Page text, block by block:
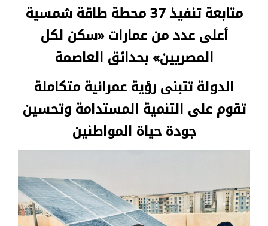
متابعة تنفيذ 37 محطة طاقة شمسية
أعلى عدد من عمارات «سكن لكل
المصريين» بحدائق العاصمة
الدولة تتبنى رؤية عمرانية متكاملة
تقوم على التنمية المستدامة وتحسين
جودة حياة المواطنين